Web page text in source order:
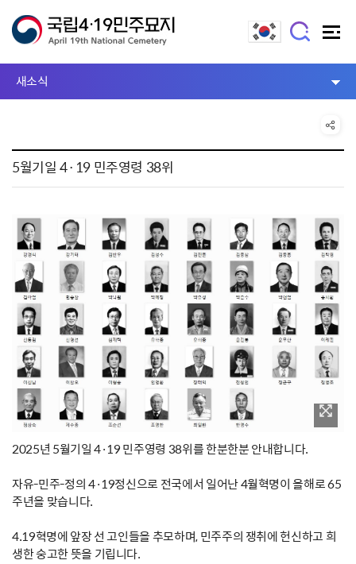
새소식
5월기일 4·19 민주영령 38위
2025년 5월기일 4·19 민주영령 38위를 한분한분 안내합니다.
자유-민주-정의 4·19정신으로 전국에서 일어난 4월혁명이 올해로 65
주년을 맞습니다.
4.19혁명에 앞장 선 고인들을 추모하며, 민주주의 쟁취에 헌신하고 희
생한 숭고한 뜻을 기립니다.